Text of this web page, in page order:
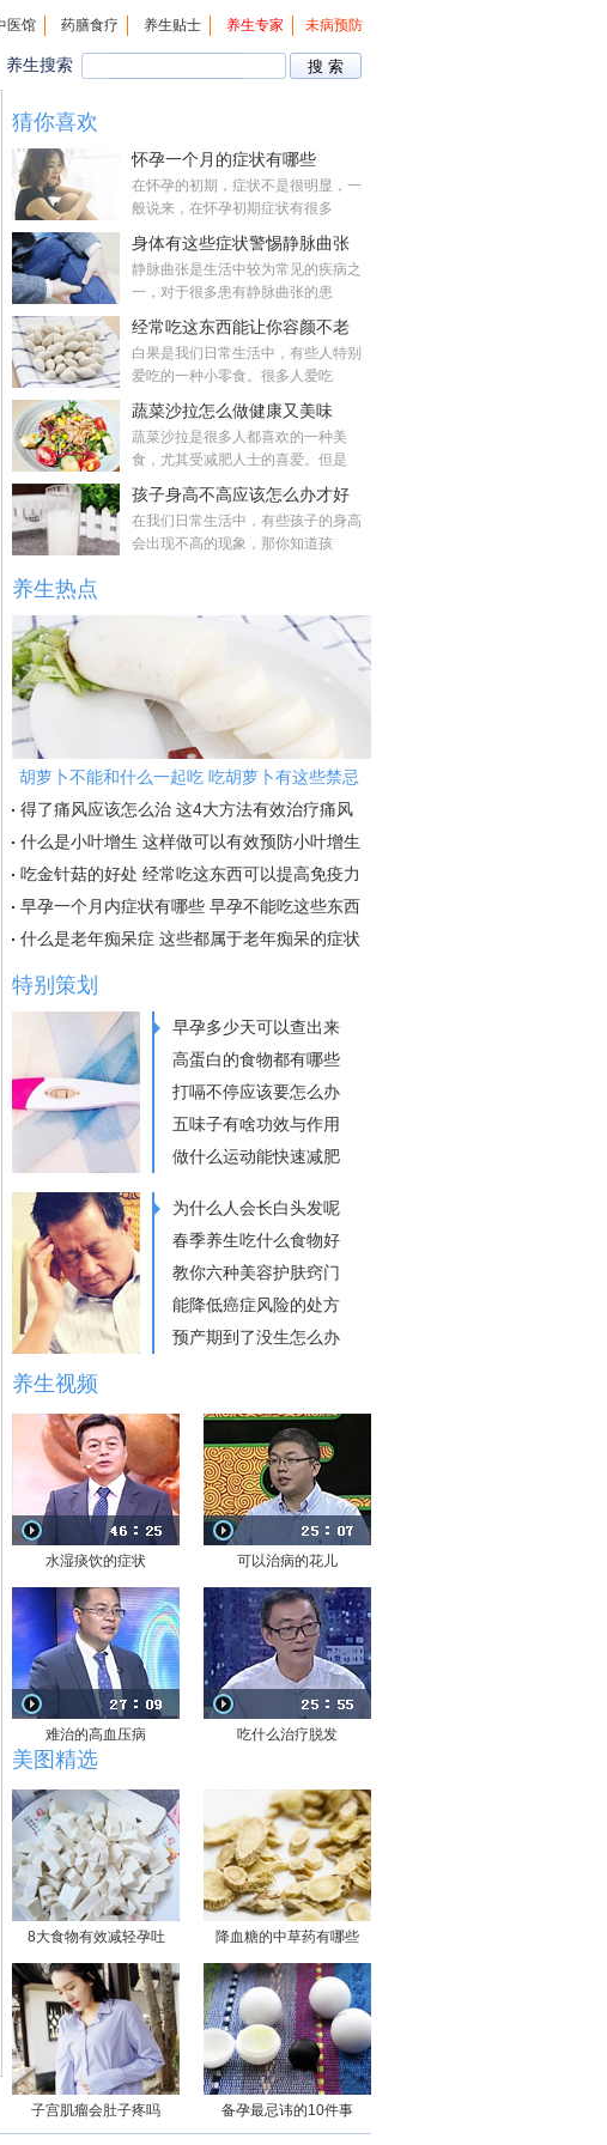
医馆 药膳食疗 养生贴士 养生专家 未病预防
养生搜索
猜你喜欢
怀孕一个月的症状有哪些
在怀孕的初期，症状不是很明显，一
般说来，在怀孕初期症状有很多
身体有这些症状警惕静脉曲张
静脉曲张是生活中较为常见的疾病之
一，对于很多患有静脉曲张的患
经常吃这东西能让你容颜不老
白果是我们日常生活中，有些人特别
爱吃的一种小零食。很多人爱吃
蔬菜沙拉怎么做健康又美味
蔬菜沙拉是很多人都喜欢的一种美
食，尤其受减肥人士的喜爱。但是
孩子身高不高应该怎么办才好
在我们日常生活中，有些孩子的身高
会出现不高的现象，那你知道孩
养生热点
胡萝卜不能和什么一起吃 吃胡萝卜有这些禁忌
得了痛风应该怎么治 这4大方法有效治疗痛风
什么是小叶增生 这样做可以有效预防小叶增生
吃金针菇的好处 经常吃这东西可以提高免疫力
早孕一个月内症状有哪些 早孕不能吃这些东西
什么是老年痴呆症 这些都属于老年痴呆的症状
特别策划
早孕多少天可以查出来
高蛋白的食物都有哪些
打嗝不停应该要怎么办
五味子有啥功效与作用
做什么运动能快速减肥
为什么人会长白头发呢
春季养生吃什么食物好
教你六种美容护肤窍门
能降低癌症风险的处方
预产期到了没生怎么办
养生视频
水湿痰饮的症状 可以治病的花儿
难治的高血压病 吃什么治疗脱发
美图精选
8大食物有效减轻孕吐 降血糖的中草药有哪些
子宫肌瘤会肚子疼吗 备孕最忌讳的10件事